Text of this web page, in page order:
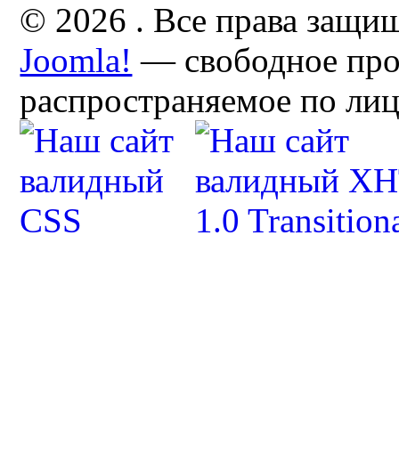
© 2026 . Все права
Joomla! — свободное
распространяемое по